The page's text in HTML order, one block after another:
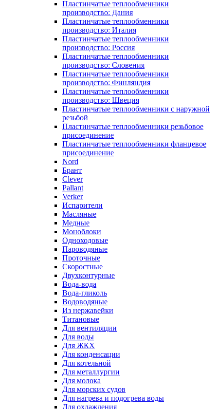
Пластинчатые теплообменники
производство: Дания
Пластинчатые теплообменники
производство: Италия
Пластинчатые теплообменники
производство: Россия
Пластинчатые теплообменники
производство: Словения
Пластинчатые теплообменники
производство: Финляндия
Пластинчатые теплообменники
производство: Швеция
Пластинчатые теплообменники с наружной
резьбой
Пластинчатые теплообменники резьбовое
присоединение
Пластинчатые теплообменники фланцевое
присоединение
Nord
Брант
Clever
Pallant
Verker
Испарители
Масляные
Медные
Моноблоки
Одноходовые
Пароводяные
Проточные
Скоростные
Двухконтурные
Вода-вода
Вода-гликоль
Водоводяные
Из нержавейки
Титановые
Для вентиляции
Для воды
Для ЖКХ
Для конденсации
Для котельной
Для металлургии
Для молока
Для морских судов
Для нагрева и подогрева воды
Для охлаждения